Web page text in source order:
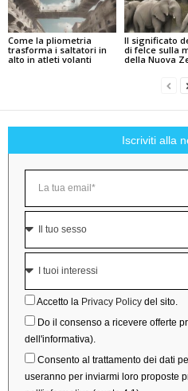
Come la pliometria
trasforma i saltatori in
alto in atleti volanti
Il significato
di felce sulla
della Nuova
Iscriviti alla
Accetto la Privacy Policy del sito.
Do il consenso a ricevere offerte
dell'informativa).
Consento al trattamento dei dati
useranno per inviarmi loro proposte